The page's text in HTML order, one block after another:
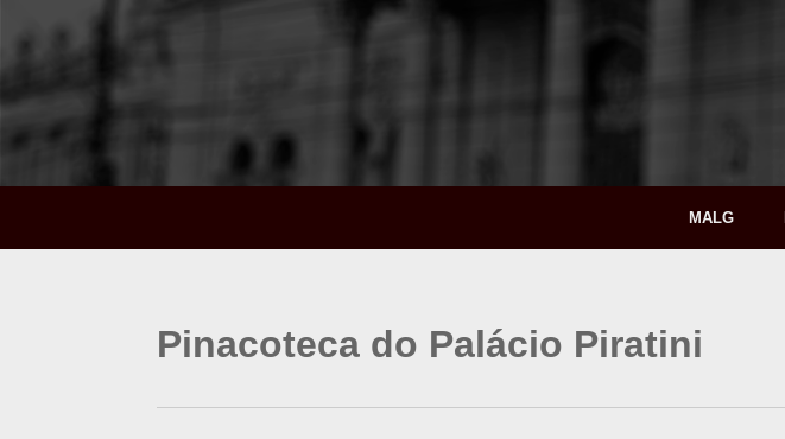
MALG
Pinacoteca do Palácio Piratini